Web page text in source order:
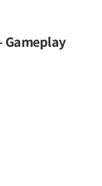
Gameplay